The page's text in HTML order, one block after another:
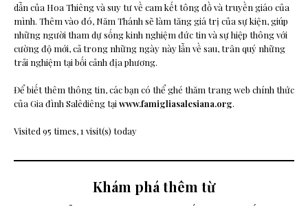
dẫn của Hoa Thiêng và suy tư về cam kết tông đồ và truyền giáo của
mình. Thêm vào đó, Năm Thánh sẽ làm tăng giá trị của sự kiện, giúp
những người tham dự sống kinh nghiệm đức tin và sự hiệp thông với
cường độ mới, cả trong những ngày này lẫn về sau, trân quý những
trải nghiệm tại bối cảnh địa phương.
Để biết thêm thông tin, các bạn có thể ghé thăm trang web chính thức
của Gia đình Salêdiêng tại www.famigliasalesiana.org.
Visited 95 times, 1 visit(s) today
Khám phá thêm từ